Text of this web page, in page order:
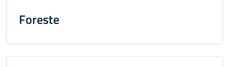
Foreste